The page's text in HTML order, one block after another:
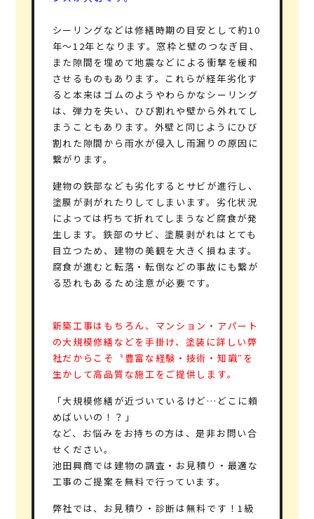
シーリングなどは修繕時期の目安として約10
年～12年となります。窓枠と壁のつなぎ目、
また隙間を埋めて地震などによる衝撃を緩和
させるものもあります。これらが経年劣化す
ると本来はゴムのようやわらかなシーリング
は、弾力を失い、ひび割れや壁から外れてし
まうこともあります。外壁と同じようにひび
割れた隙間から雨水が侵入し雨漏りの原因に
繋がります。
建物の鉄部なども劣化するとサビが進行し、
塗膜が剥がれたりしてしまいます。劣化状況
によっては朽ちて折れてしまうなど腐食が発
生します。鉄部のサビ、塗膜剥がれはとても
目立つため、建物の美観を大きく損ねます。
腐食が進むと転落・転倒などの事故にも繋が
る恐れもあるため注意が必要です。
新築工事はもちろん、マンション・アパート
の大規模修繕などを手掛け、塗装に詳しい弊
社だからこそ〝豊富な経験・技術・知識″を
生かして高品質な施工をご提供します。
「大規模修繕が近づいているけど…どこに頼
めばいいの！？」
など、お悩みをお持ちの方は、是非お問い合
せください。
池田興商では建物の調査・お見積り・最適な
工事のご提案を無料で行っています。
弊社では、 お見積り・診断は無料です！1級